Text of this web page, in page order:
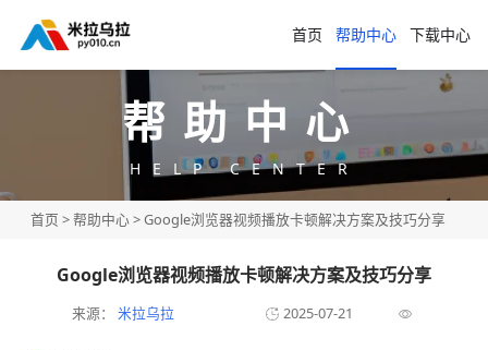
首页 帮助中心 下载中心
帮助中心
HELP CENTER
首页 >帮助中心> Google浏览器视频播放卡顿解决方案及技巧分享
Google浏览器视频播放卡顿解决方案及技巧分享
来源： 米拉乌拉 2025-07-21